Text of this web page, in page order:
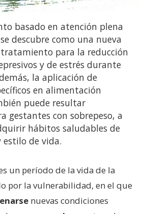
basado en atención plena
descubre como una nueva
para la reducción
y de estrés durante
la aplicación de
en alimentación
puede resultar
gestantes con sobrepeso, a
hábitos saludables de
de vida.
un período de la vida de la
por la vulnerabilidad, en el que
nuevas condiciones